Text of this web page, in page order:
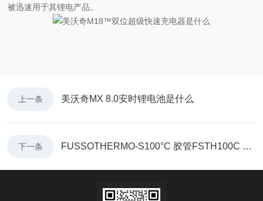
被迅速用于其锂电产品。
上一条 美沃奇MX 8.0安时锂电池是什么
下一条 FUSSOTHERMO-S100°C 胶管FSTH100C 是什么